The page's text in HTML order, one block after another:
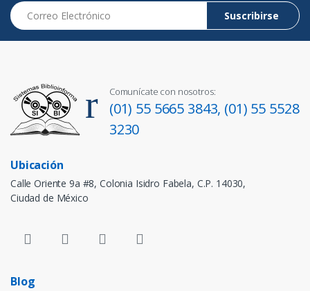
Correo Electrónico
Suscribirse
Comunícate con nosotros:
(01) 55 5665 3843, (01) 55 5528
3230
Ubicación
Calle Oriente 9a #8, Colonia Isidro Fabela, C.P. 14030,
Ciudad de México
Blog